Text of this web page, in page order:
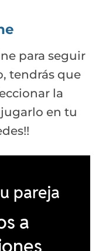
para seguir
tendrás que
la
en tu